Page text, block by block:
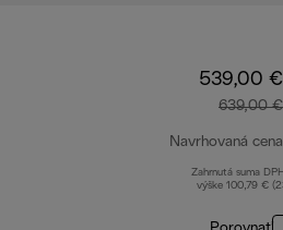
539,00 €
639,00 €
Navrhovaná cena
Zahrnutá suma
výške 100,79 €